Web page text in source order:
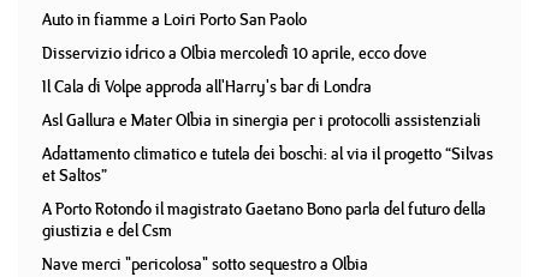
Auto in fiamme a Loiri Porto San Paolo
Disservizio idrico a Olbia mercoledì 10 aprile, ecco dove
Il Cala di Volpe approda all'Harry's bar di Londra
Asl Gallura e Mater Olbia in sinergia per i protocolli assistenziali
Adattamento climatico e tutela dei boschi: al via il progetto “Silvas
et Saltos”
A Porto Rotondo il magistrato Gaetano Bono parla del futuro della
giustizia e del Csm
Nave merci "pericolosa" sotto sequestro a Olbia